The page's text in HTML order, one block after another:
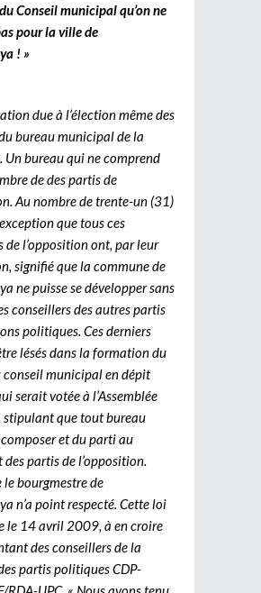
Conseil municipal qu’on ne
pour la ville de
! »
due à l’élection même des
bureau municipal de la
Un bureau qui ne comprend
de des partis de
Au nombre de trente-un (31)
exception que tous ces
de l’opposition ont, par leur
signifié que la commune de
ne puisse se développer sans
conseillers des autres partis
politiques. Ces derniers
lésés dans la formation du
conseil municipal en dépit
serait votée à l’Assemblée
que tout bureau
et du parti au
des partis de l’opposition.
le bourgmestre de
n’a point respecté. Cette loi
le 14 avril 2009, à en croire
des conseillers de la
partis politiques CDP-